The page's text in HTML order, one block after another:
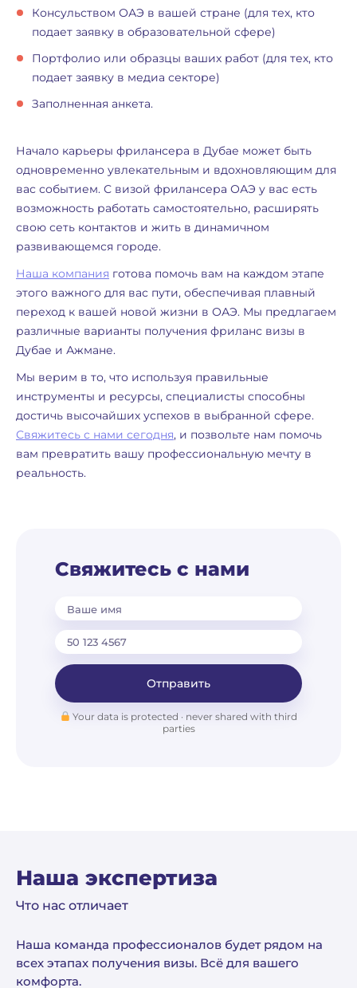
Консульством ОАЭ в вашей стране (для тех, кто
подает заявку в образовательной сфере)
Портфолио или образцы ваших работ (для тех, кто
подает заявку в медиа секторе)
Заполненная анкета.
Начало карьеры фрилансера в Дубае может быть
одновременно увлекательным и вдохновляющим для
вас событием. С визой фрилансера ОАЭ у вас есть
возможность работать самостоятельно, расширять
свою сеть контактов и жить в динамичном
развивающемся городе.
Наша компания готова помочь вам на каждом этапе
этого важного для вас пути, обеспечивая плавный
переход к вашей новой жизни в ОАЭ. Мы предлагаем
различные варианты получения фриланс визы в
Дубае и Ажмане.
Мы верим в то, что используя правильные
инструменты и ресурсы, специалисты способны
достичь высочайших успехов в выбранной сфере.
Свяжитесь с нами сегодня, и позвольте нам помочь
вам превратить вашу профессиональную мечту в
реальность.
Свяжитесь с нами
Ваше имя
Отправить
Your data is protected · never shared with third
parties
Наша экспертиза
Что нас отличает
Наша команда профессионалов будет рядом на
всех этапах получения визы. Всё для вашего
комфорта.